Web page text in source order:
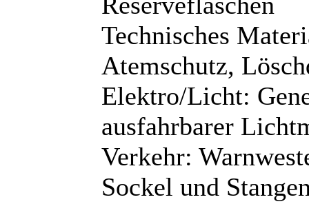
Technisches
Atemschutz,
Elektro/Licht:
ausfahrbarer
Verkehr:
Sockel und